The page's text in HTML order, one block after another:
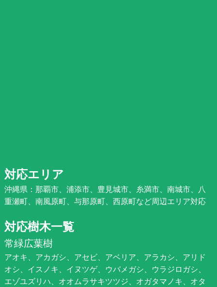
対応エリア
沖縄県：那覇市、浦添市、豊見城市、糸満市、南城市、八
重瀬町、南風原町、与那原町、西原町など周辺エリア対応
対応樹木一覧
常緑広葉樹
アオキ、アカガシ、アセビ、アベリア、アラカシ、アリド
オシ、イスノキ、イヌツゲ、ウバメガシ、ウラジロガシ、
エゾユズリハ、オオムラサキツツジ、オガタマノキ、オタ